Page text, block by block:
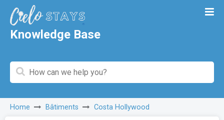
Knowledge Base
Home Bâtiments Costa Hollywood